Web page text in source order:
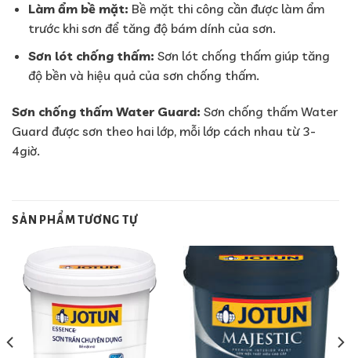
Làm ẩm bề mặt: Bề mặt thi công cần được làm ẩm
trước khi sơn để tăng độ bám dính của sơn.
Sơn lót chống thấm: Sơn lót chống thấm giúp tăng
độ bền và hiệu quả của sơn chống thấm.
Sơn chống thấm Water Guard: Sơn chống thấm Water
Guard được sơn theo hai lớp, mỗi lớp cách nhau từ 3-
4giờ.
SẢN PHẨM TƯƠNG TỰ